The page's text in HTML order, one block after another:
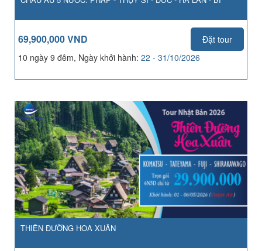
69,900,000 VND
Đặt tour
10 ngày 9 đêm, Ngày khởi hành: 22 - 31/10/2026
THIÊN ĐƯỜNG HOA XUÂN